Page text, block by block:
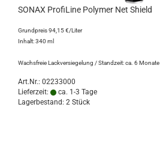
SONAX ProfiLine Polymer Net Shield
Grundpreis 94,15 €/Liter
Inhalt: 340 ml
Wachsfreie Lackversiegelung / Standzeit: ca. 6 Monate
Art.Nr.: 02233000
Lieferzeit:
ca. 1-3 Tage
Lagerbestand: 2 Stück